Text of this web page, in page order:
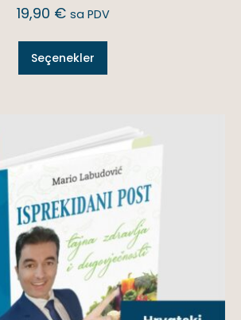
19,90 € sa PDV
Seçenekler